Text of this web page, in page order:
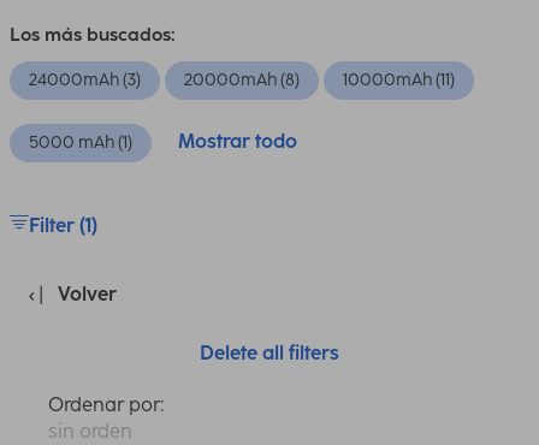
Los más buscados:
24000mAh (3) 20000mAh (8) 10000mAh (11)
5000 mAh (1) Mostrar todo
Filter (1)
Volver
Delete all filters
Ordenar por:
sin orden